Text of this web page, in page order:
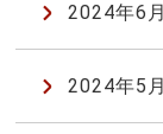
2024年6月
2024年5月